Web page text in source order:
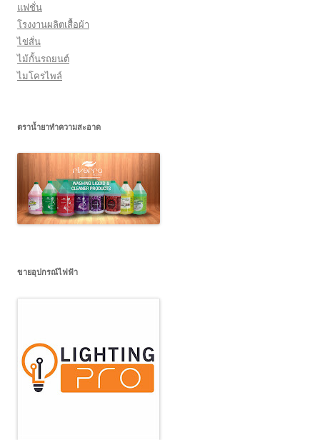
แฟชั่น
โรงงานผลิตเสื้อผ้า
ไข่สั่น
ไม้กั้นรถยนต์
ไมโครไพล์
ตราน้ำยาทำความสะอาด
ขายอุปกรณ์ไฟฟ้า